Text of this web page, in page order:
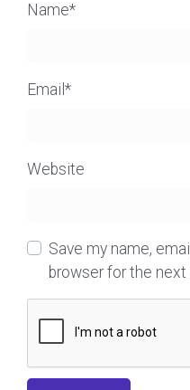
Name*
Email *
Website
Save my name,
browser for the